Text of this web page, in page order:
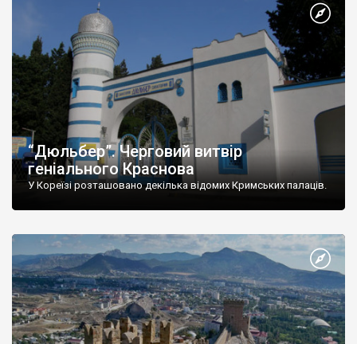
“Дюльбер”. Черговий витвір
геніального Краснова
У Кореїзі розташовано декілька відомих Кримських палаців.